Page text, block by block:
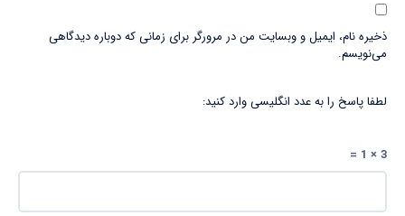
ذخیره نام، ایمیل و وبسایت من در مرورگر برای زمانی که دوباره دیدگاهی
می‌نویسم.
لطفا پاسخ را به عدد انگلیسی وارد کنید:
3 × 1 =